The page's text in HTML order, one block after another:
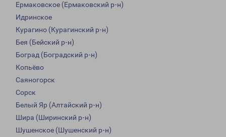
Ермаковское (Ермаковский р-н)
Идринское
Курагино (Курагинский р-н)
Бея (Бейский р-н)
Боград (Боградский р-н)
Копьёво
Саяногорск
Сорск
Белый Яр (Алтайский р-н)
Шира (Ширинский р-н)
Шушенское (Шушенский р-н)